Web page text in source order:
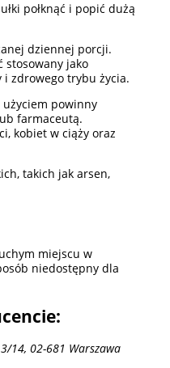
połknąć i popić dużą
dziennej porcji.
stosowany jako
zdrowego trybu życia.
powinny
farmaceutą.
kobiet w ciąży oraz
takich jak arsen,
miejscu w
niedostępny dla
14, 02-681 Warszawa